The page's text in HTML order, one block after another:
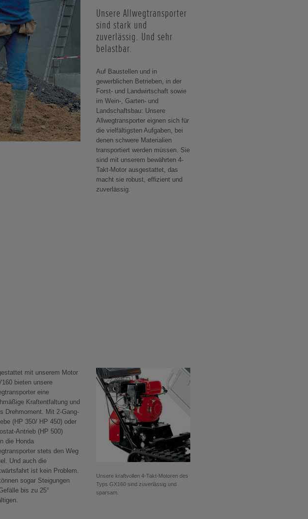
Unsere Allwegtransporter
sind stark und
zuverlässig. Und sehr
belastbar.
Auf Baustellen und in
gewerblichen Betrieben, in der
Forst- und Landwirtschaft sowie
im Wein-, Garten- und
Landschaftsbau: Unsere
Allwegtransporter eignen sich für
die vielfältigsten Aufgaben, bei
denen schwere Materialien
transportiert werden müssen. Sie
sind mit unserem bewährten 4-
Takt-Motor ausgestattet, das
macht sie robust, effizient und
zuverlässig.
mit unserem Motor
bieten unsere
eine
Kraftentfaltung und
Drehmoment. Mit 2-Gang-
(HP 350/ HP 450) oder
Antrieb (HP 500)
die Honda
stets den Weg
Und auch die
ist kein Problem.
sogar Steigungen
bis zu 25°
Unsere kraftvollen 4-Takt-Motoren des
Typs GX160 sind zuverlässig und
sparsam.